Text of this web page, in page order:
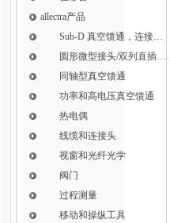
allectra产品
Sub-D 真空馈通，连接，插针和线缆
圆形微型接头/双列直插式接头
同轴型真空馈通
功率和高电压真空馈通
热电偶
线缆和连接头
视窗和光纤光学
阀门
过程测量
移动和操纵工具